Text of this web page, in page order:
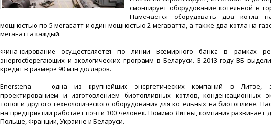
смонтирует оборудование котельной в
Намечается оборудовать два котла
мощностью по 5 мегаватт и один мощностью 2 мегаватта, а также два котла на
мегаватта каждый.
Финансирование осуществляется по линии Всемирного банка в рамках
энергосберегающих и экологических программ в Беларуси. В 2013 году ВБ
кредит в размере 90 млн долларов.
Enerstena — одна из крупнейших энергетических компаний в Литве,
проектированием и изготовлением биотопливных котлов, конденсационных
топок и другого технологического оборудования для котельных на биотопливе.
на предприятии работает почти 300 человек. Помимо Литвы, компания развивает
Польше, Франции, Украине и Беларуси.